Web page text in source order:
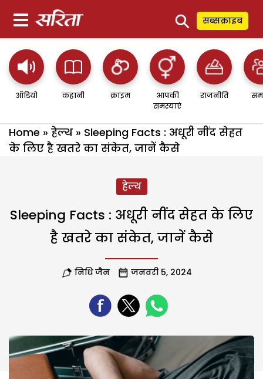
⚲ सब्सक्राइब
ऑडियो कहानी क्राइम
आपकी
समस्याएं
राजनीति
Home » हेल्थ » Sleeping Facts : अधूरी नींद सेहत
के लिए है खतरे का संकेत, जानें कैसे
हेल्थ
Sleeping Facts : अधूरी नींद सेहत के लिए
है खतरे का संकेत, जानें कैसे
निधि जैन जनवरी 5, 2024